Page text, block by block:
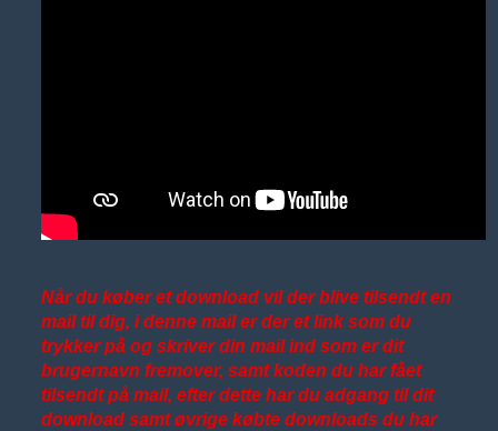
Når du køber et download vil der blive tilsendt en
mail til dig, i denne mail er der et link som du
trykker på og skriver din mail ind som er dit
brugernavn fremover, samt koden du har fået
tilsendt på mail, efter dette har du adgang til dit
download samt øvrige købte downloads du har